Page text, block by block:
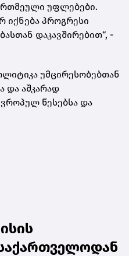
უფლებები.
იქნება პროგრესი
დაკავშირებით“, -
უმცირესობებთან
და აშკარად
წესებსა და